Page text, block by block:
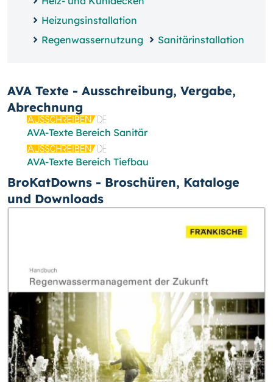
Heizungsinstallation
Regenwassernutzung
Sanitärinstallation
AVA Texte - Ausschreibung, Vergabe,
Abrechnung
AVA-Texte Bereich Sanitär
AVA-Texte Bereich Tiefbau
BroKatDowns - Broschüren, Kataloge
und Downloads